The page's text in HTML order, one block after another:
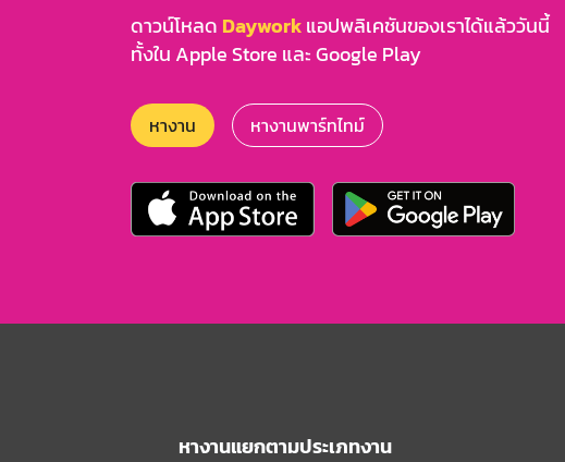
ดาวน์โหลด Dayworkแอปพลิเคชันของเราได้แล้ววันนี้
ทั้งใน Apple Store และ Google Play
หางาน หางานพาร์ทไทม์
หางานแยกตามประเภทงาน